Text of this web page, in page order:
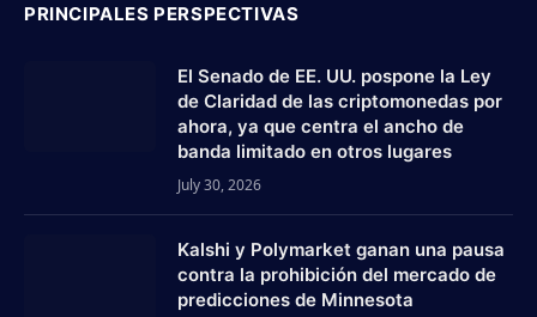
PRINCIPALES PERSPECTIVAS
El Senado de EE. UU. pospone la Ley
de Claridad de las criptomonedas por
ahora, ya que centra el ancho de
banda limitado en otros lugares
July 30, 2026
Kalshi y Polymarket ganan una pausa
contra la prohibición del mercado de
predicciones de Minnesota